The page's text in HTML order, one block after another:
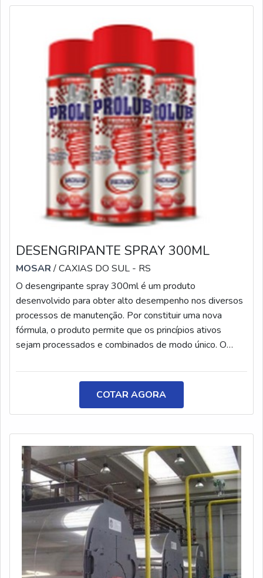
DESENGRIPANTE SPRAY 300ML
MOSAR/ CAXIAS DO SUL - RS
O desengripante spray 300ml é um produto
desenvolvido para obter alto desempenho nos diversos
processos de manutenção. Por constituir uma nova
fórmula, o produto permite que os princípios ativos
sejam processados e combinados de modo único. O
profundidade microscópica, alcançando a melhor
performance como lubrificante e
antiferrugem.CARACTERÍSTICAS DO PRODUTO A
utilização de matérias-primas de alta qualidade na
constituição do desengripante pr
COTAR AGORA